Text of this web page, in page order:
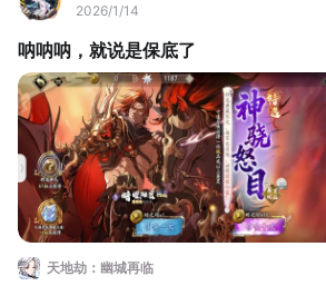
2026/1/14
呐呐呐，就说是保底了
天地劫：幽城再临